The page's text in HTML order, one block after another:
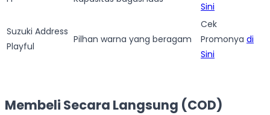
Sini
Suzuki Address
Playful
Pilhan warna yang beragam
Cek
Promonya di
Sini
Membeli Secara Langsung (COD)